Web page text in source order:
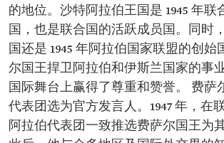
的地位。沙特阿拉伯王国是 1945 年联
国，也是联合国的活跃成员国。同时
国还是 1945 年阿拉伯国家联盟的创始
尔国王捍卫阿拉伯和伊斯兰国家的事
国际舞台上赢得了尊重和赞誉。 费萨
代表团选为官方发言人。1947 年，在
阿拉伯代表团一致推选费萨尔国王为